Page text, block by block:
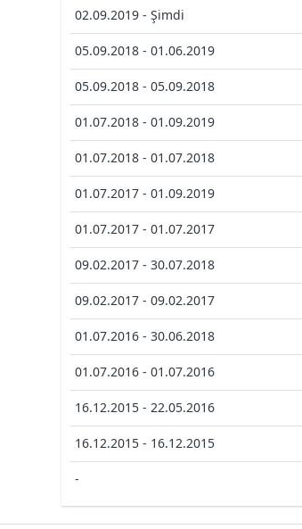
02.09.2019 - Şimdi
05.09.2018 - 01.06.2019
05.09.2018 - 05.09.2018
01.07.2018 - 01.09.2019
01.07.2018 - 01.07.2018
01.07.2017 - 01.09.2019
01.07.2017 - 01.07.2017
09.02.2017 - 30.07.2018
09.02.2017 - 09.02.2017
01.07.2016 - 30.06.2018
01.07.2016 - 01.07.2016
16.12.2015 - 22.05.2016
16.12.2015 - 16.12.2015
-